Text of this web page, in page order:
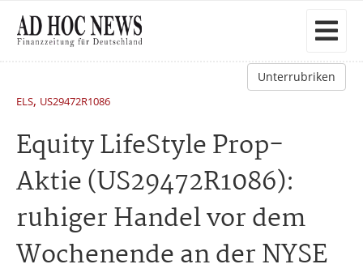
Unterrubriken
ELS, US29472R1086
Equity LifeStyle Prop-
Aktie (US29472R1086):
ruhiger Handel vor dem
Wochenende an der NYSE